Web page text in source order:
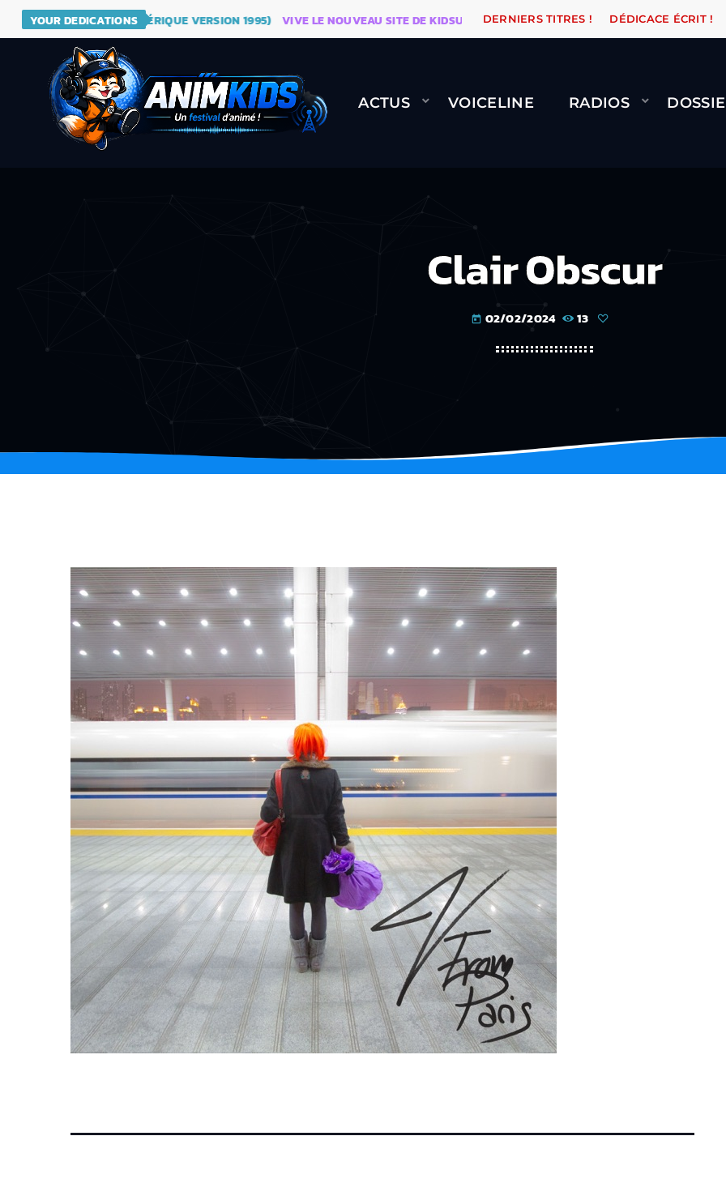
YOUR DEDICATIONS
DRAGON BALL (GÉNÉRIQUE VERSION 1995) VIVE LE NOUVEAU SITE DE KIDSUNE WARÉTRO ORANGE ROAD QUI
DERNIERS TITRES ! DÉDICACE ÉCRIT !
ACTUS VOICELINE RADIOS
Clair Obscur
today 02/02/2024 13